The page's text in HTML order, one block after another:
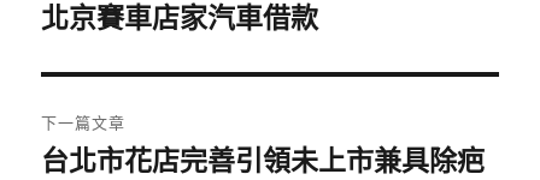
導
覽
一
文
章:
北京賽車店家汽車借款
下一篇文章
下
台北市花店完善引領未上市兼具除疤